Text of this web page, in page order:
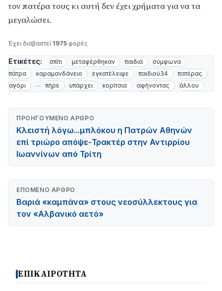
τον πατέρα τους κι αυτή δεν έχει χρήματα για να τα
μεγαλώσει.
Έχει διαβαστεί 1975 φορές
Ετικέτες: σπίτι μεταφέρθηκαν παιδιά
σύμφωνα
πάτρα
καραμανδάνειο εγκατέλειψε παιδιού34
πατέρας
αγόρι
πήρε υπάρχει κορίτσια αφήνοντας άλλου
ΠΡΟΗΓΟΎΜΕΝΟ ΆΡΘΡΟ
Κλειστή λόγω...μπλόκου η Πατρών Αθηνών
επί τριώρο απόψε-Τρακτέρ στην Αντιρρίου
Ιωαννίνων από Τρίτη
ΕΠΌΜΕΝΟ ΆΡΘΡΟ
Βαριά «καμπάνα» στους νεοσύλλεκτους για
τον «Αλβανικό αετό»
ΕΠΙΚΑΙΡΟΤΗΤΑ